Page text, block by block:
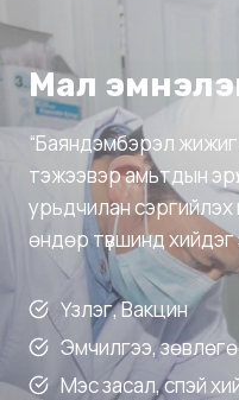
Мал
“Баяндэмбэрэл
тэжээвэр амьтдын
урьдчилан сэргийлэх
өндөр түвшинд хийдэг
Үзлэг, Вакцин
Эмчилгээ,
Мэс засал, спэй